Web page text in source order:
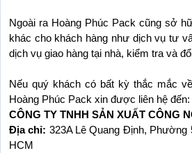
Ngoài ra Hoàng Phúc Pack cũng sở
khác cho khách hàng như dịch vụ tư
dịch vụ giao hàng tại nhà, kiểm tra và
Nếu quý khách có bất kỳ thắc mắc
Hoàng Phúc Pack xin được liên hệ đến:
CÔNG TY TNHH SẢN XUẤT CÔNG
Địa chỉ: 323A Lê Quang Định, Phường
HCM